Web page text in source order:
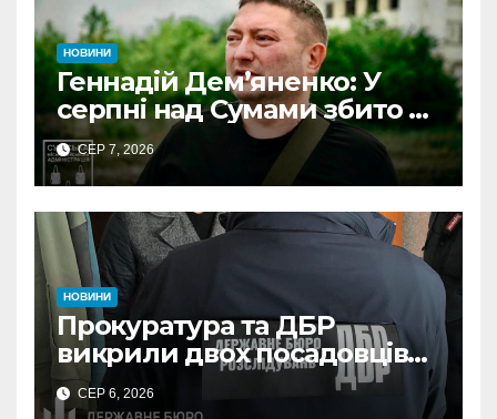
НОВИНИ
Геннадій Дем’яненко: У
серпні над Сумами збито 6
КАБів
СЕР 7, 2026
НОВИНИ
Прокуратура та ДБР
викрили двох посадовців
ДПС Сумщини на вимаганні
неправомірної вигоди у
СЕР 6, 2026